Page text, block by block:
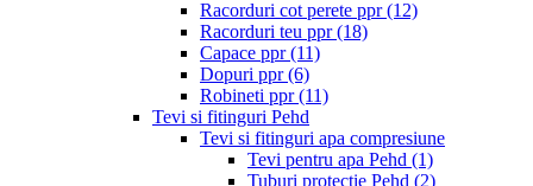
Racorduri cot perete ppr(12)
Racorduri teu ppr(18)
Capace ppr(11)
Dopuri ppr(6)
Robineti ppr(11)
Tevi si fitinguri Pehd
Tevi si fitinguri apa compresiune
Tevi pentru apa Pehd (1)
Tuburi protectie Pehd (2)